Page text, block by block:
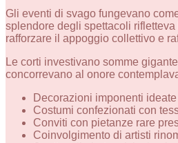
Gli eventi di svago fungevano
splendore degli spettacoli
rafforzare il appoggio collettivo e
Le corti investivano somme
concorrevano al onore
Decorazioni imponenti
Costumi confezionati con
Conviti con pietanze rare
Coinvolgimento di artisti